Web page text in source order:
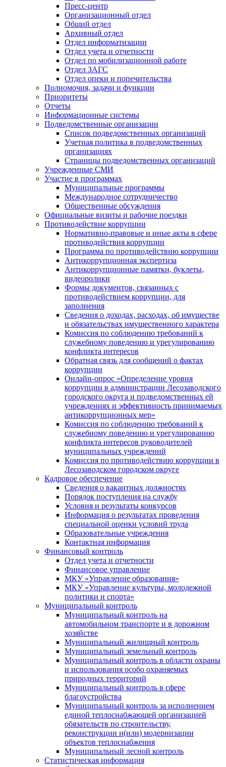
Пресс-центр
Организационный отдел
Общий отдел
Архивный отдел
Отдел информатизации
Отдел учета и отчетности
Отдел по мобилизационной работе
Отдел ЗАГС
Отдел опеки и попечительства
Полномочия, задачи и функции
Приоритеты
Отчеты
Информационные системы
Подведомственные организации
Список подведомственных организаций
Учетная политика в подведомственных
организациях
Страницы подведомственных организаций
Учрежденные СМИ
Участие в программах
Муниципальные программы
Международное сотрудничество
Общественные обсуждения
Официальные визиты и рабочие поездки
Противодействие коррупции
Нормативно-правовые и иные акты в сфере
противодействия коррупции
Программа по противодействию коррупции
Антикоррупционная экспертиза
Антикоррупционные памятки, буклеты,
видеоролики
Формы документов, связанных с
противодействием коррупции, для
заполнения
Сведения о доходах, расходах, об имуществе
и обязательствах имущественного характера
Комиссия по соблюдению требований к
служебному поведению и урегулированию
конфликта интересов
Обратная связь для сообщений о фактах
коррупции
Онлайн-опрос «Определение уровня
коррупции в администрации Лесозаводского
городского округа и подведомственных ей
учреждениях и эффективность принимаемых
антикоррупционных мер»
Комиссия по соблюдению требований к
служебному поведению и урегулированию
конфликта интересов руководителей
муниципальных учреждений
Комиссия по противодействию коррупции в
Лесозаводском городском округе
Кадровое обеспечение
Сведения о вакантных должностях
Порядок поступления на службу
Условия и результаты конкурсов
Информация о результатах проведения
специальной оценки условий труда
Образовательные учреждения
Контактная информация
Финансовый контроль
Отдел учета и отчетности
Финансовое управление
МКУ «Управление образования»
МКУ «Управление культуры, молодежной
политики и спорта»
Муниципальный контроль
Муниципальный контроль на
автомобильном транспорте и в дорожном
хозяйстве
Муниципальный жилищный контроль
Муниципальный земельный контроль
Муниципальный контроль в области охраны
и использования особо охраняемых
природных территорий
Муниципальный контроль в сфере
благоустройства
Муниципальный контроль за исполнением
единой теплоснабжающей организацией
обязательств по строительству,
реконструкции и(или) модернизации
объектов теплоснабжения
Муниципальный лесной контроль
Статистическая информация